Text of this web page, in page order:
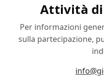
Attività
Per informazioni
sulla partecipazione,